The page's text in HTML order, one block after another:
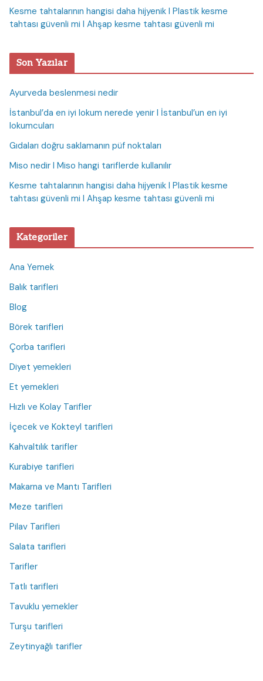
Kesme tahtalarının hangisi daha hijyenik I Plastik kesme
tahtası güvenli mi I Ahşap kesme tahtası güvenli mi
Son Yazılar
Ayurveda beslenmesi nedir
İstanbul’da en iyi lokum nerede yenir I İstanbul’un en iyi
lokumcuları
Gıdaları doğru saklamanın püf noktaları
Miso nedir I Miso hangi tariflerde kullanılır
Kesme tahtalarının hangisi daha hijyenik I Plastik kesme
tahtası güvenli mi I Ahşap kesme tahtası güvenli mi
Kategoriler
Ana Yemek
Balık tarifleri
Blog
Börek tarifleri
Çorba tarifleri
Diyet yemekleri
Et yemekleri
Hızlı ve Kolay Tarifler
İçecek ve Kokteyl tarifleri
Kahvaltılık tarifler
Kurabiye tarifleri
Makarna ve Mantı Tarifleri
Meze tarifleri
Pilav Tarifleri
Salata tarifleri
Tarifler
Tatlı tarifleri
Tavuklu yemekler
Turşu tarifleri
Zeytinyağlı tarifler